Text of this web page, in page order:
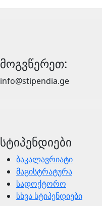
მოგვწერეთ:
info@stipendia.ge
სტიპენდიები
ბაკალავრიატი
მაგისტრატურა
სადოქტორო
სხვა სტიპენდიები